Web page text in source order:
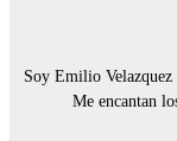
Soy Emilio Velazquez
Me encantan